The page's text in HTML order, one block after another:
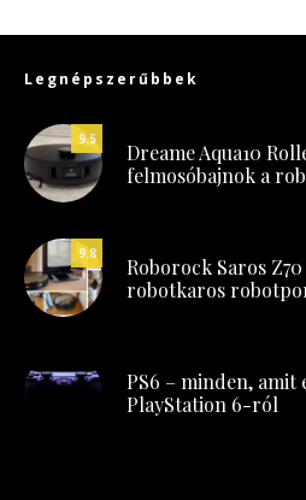
Legnépszerűbbek
9.5
Dreame Aqua10
felmosóbajnok a
9.8
Roborock Saros
robotkaros
PS6 – minden,
PlayStation 6-ról